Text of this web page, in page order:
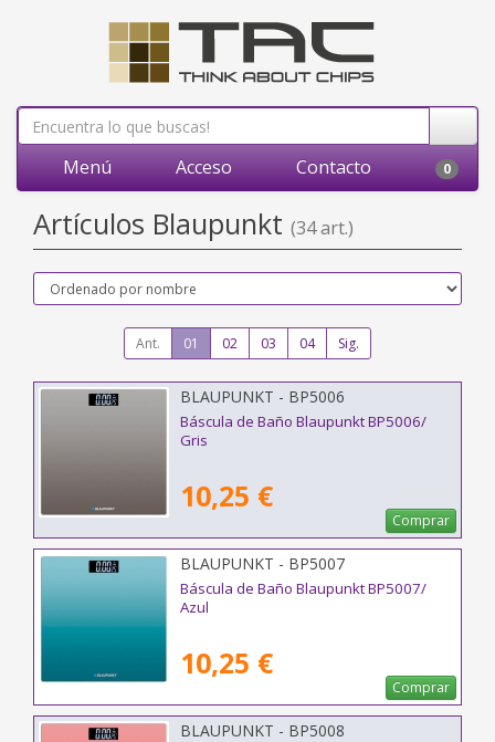
Menú Acceso Contacto 0
Artículos Blaupunkt (34 art.)
Ant. 01 02 03 04 Sig.
BLAUPUNKT - BP5006
Báscula de Baño Blaupunkt BP5006/
Gris
10,25 €
Comprar
BLAUPUNKT - BP5007
Báscula de Baño Blaupunkt BP5007/
Azul
10,25 €
Comprar
BLAUPUNKT - BP5008